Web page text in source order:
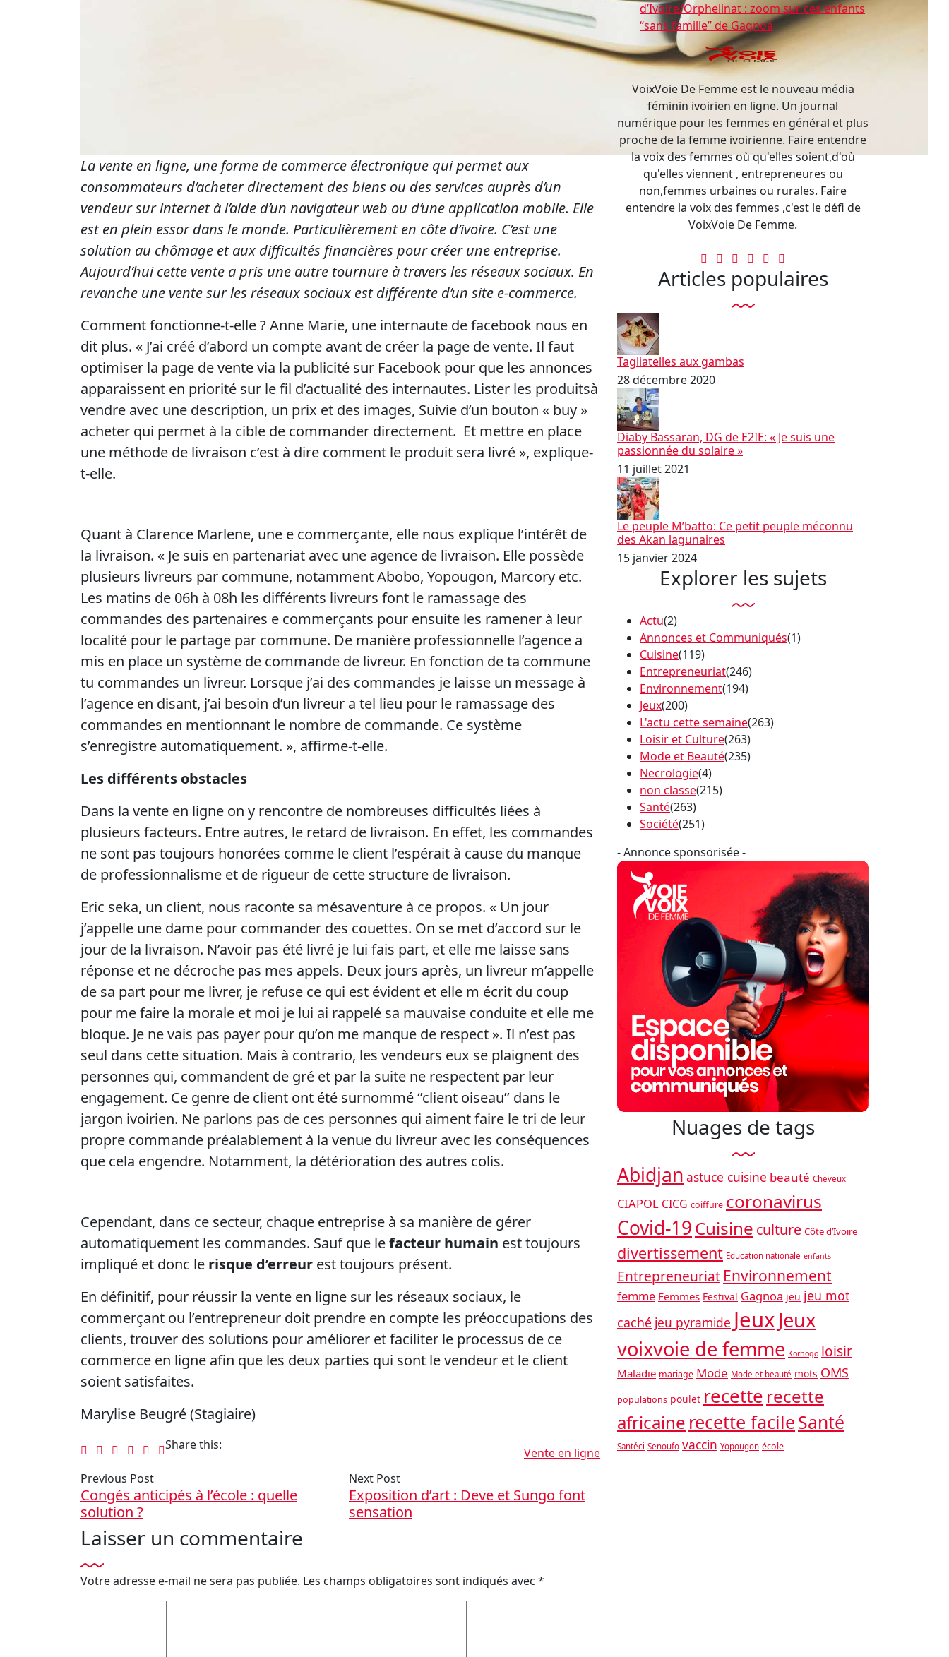
La vente en ligne, une forme de commerce électronique qui permet aux
consommateurs d’acheter directement des biens ou des services auprès d’un
vendeur sur internet à l’aide d’un navigateur web ou d’une application mobile. Elle
est en plein essor dans le monde. Particulièrement en côte d’ivoire. C’est une
solution au chômage et aux difficultés financières pour créer une entreprise.
Aujourd’hui cette vente a pris une autre tournure à travers les réseaux sociaux. En
revanche une vente sur les réseaux sociaux est différente d’un site e-commerce.
Comment fonctionne-t-elle ? Anne Marie, une internaute de facebook nous en
dit plus. « J’ai créé d’abord un compte avant de créer la page de vente. Il faut
optimiser la page de vente via la publicité sur Facebook pour que les annonces
apparaissent en priorité sur le fil d’actualité des internautes. Lister les produitsà
vendre avec une description, un prix et des images, Suivie d’un bouton « buy »
acheter qui permet à la cible de commander directement. Et mettre en place
une méthode de livraison c’est à dire comment le produit sera livré », explique-
t-elle.
Quant à Clarence Marlene, une e commerçante, elle nous explique l’intérêt de
la livraison. « Je suis en partenariat avec une agence de livraison. Elle possède
plusieurs livreurs par commune, notamment Abobo, Yopougon, Marcory etc.
Les matins de 06h à 08h les différents livreurs font le ramassage des
commandes des partenaires e commerçants pour ensuite les ramener à leur
localité pour le partage par commune. De manière professionnelle l’agence a
mis en place un système de commande de livreur. En fonction de ta commune
tu commandes un livreur. Lorsque j’ai des commandes je laisse un message à
l’agence en disant, j’ai besoin d’un livreur a tel lieu pour le ramassage des
commandes en mentionnant le nombre de commande. Ce système
s’enregistre automatiquement. », affirme-t-elle.
Les différents obstacles
Dans la vente en ligne on y rencontre de nombreuses difficultés liées à
plusieurs facteurs. Entre autres, le retard de livraison. En effet, les commandes
ne sont pas toujours honorées comme le client l’espérait à cause du manque
de professionnalisme et de rigueur de cette structure de livraison.
Eric seka, un client, nous raconte sa mésaventure à ce propos. « Un jour
j’appelle une dame pour commander des couettes. On se met d’accord sur le
jour de la livraison. N’avoir pas été livré je lui fais part, et elle me laisse sans
réponse et ne décroche pas mes appels. Deux jours après, un livreur m’appelle
de sa part pour me livrer, je refuse ce qui est évident et elle m écrit du coup
pour me faire la morale et moi je lui ai rappelé sa mauvaise conduite et elle me
bloque. Je ne vais pas payer pour qu’on me manque de respect ». Il n’est pas
seul dans cette situation. Mais à contrario, les vendeurs eux se plaignent des
personnes qui, commandent de gré et par la suite ne respectent par leur
engagement. Ce genre de client ont été surnommé ‘’client oiseau’’ dans le
jargon ivoirien. Ne parlons pas de ces personnes qui aiment faire le tri de leur
propre commande préalablement à la venue du livreur avec les conséquences
que cela engendre. Notamment, la détérioration des autres colis.
Cependant, dans ce secteur, chaque entreprise à sa manière de gérer
automatiquement les commandes. Sauf que lefacteur humain est toujours
impliqué et donc le risque d’erreur est toujours présent.
En définitif, pour réussir la vente en ligne sur les réseaux sociaux, le
commerçant ou l’entrepreneur doit prendre en compte les préoccupations des
clients, trouver des solutions pour améliorer et faciliter le processus de ce
commerce en ligne afin que les deux parties qui sont le vendeur et le client
soient satisfaites.
Marylise Beugré (Stagiaire)
Share this:
Vente en ligne
Previous Post
Congés anticipés à l’école : quelle
solution ?
Next Post
Exposition d’art : Deve et Sungo font
sensation
Laisser un commentaire
Votre adresse e-mail ne sera pas publiée. Les champs obligatoires sont indiqués avec *
d’Ivoire/Orphelinat : zoom sur ces enfants
‘‘sans famille’’ de Gagnoa
VoixVoie De Femme est le nouveau média
féminin ivoirien en ligne. Un journal
numérique pour les femmes en général et plus
proche de la femme ivoirienne. Faire entendre
la voix des femmes où qu'elles soient,d'où
qu'elles viennent , entrepreneures ou
non,femmes urbaines ou rurales. Faire
entendre la voix des femmes ,c'est le défi de
VoixVoie De Femme.
Articles populaires
Tagliatelles aux gambas
28 décembre 2020
Diaby Bassaran, DG de E2IE: « Je suis une
passionnée du solaire »
11 juillet 2021
Le peuple M’batto: Ce petit peuple méconnu
des Akan lagunaires
15 janvier 2024
Explorer les sujets
Actu(2)
Annonces et Communiqués(1)
Cuisine(119)
Entrepreneuriat(246)
Environnement(194)
Jeux(200)
L'actu cette semaine(263)
Loisir et Culture(263)
Mode et Beauté(235)
Necrologie(4)
non classe(215)
Santé(263)
Société(251)
- Annonce sponsorisée -
Nuages ​​de tags
Abidjan astuce cuisine beauté Cheveux
CIAPOL CICG coiffure coronavirus
Covid-19Cuisine culture Côte d’Ivoire
divertissement Education nationale enfants
Entrepreneuriat Environnement
femme Femmes Festival Gagnoa jeu jeu mot
caché jeu pyramide JeuxJeux
voixvoie de femme Korhogo loisir
Maladie mariage Mode Mode et beauté mots OMS
populations poulet recette recette
africaine recette facileSanté
Santéci Senoufo vaccin Yopougon école